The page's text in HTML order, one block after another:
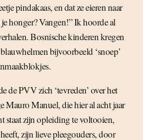
pindakaas, en dat ze eieren naar
honger? Vangen!” Ik hoorde al
Bosnische kinderen kregen
bijvoorbeeld ‘snoep’
de PVV zich ‘tevreden’ over het
Mauro Manuel, die hier al acht jaar
staat zijn opleiding te voltooien,
zijn lieve pleegouders, door